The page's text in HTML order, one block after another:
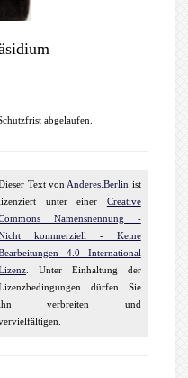
abgelaufen.
TextvonAnderes.Berlin ist
unter einer Creative
Namensnennung -
kommerziell - Keine
4.0 International
. Unter Einhaltung der
dürfen Sie
verbreiten und